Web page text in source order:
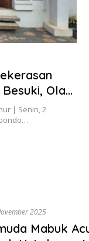
Olah
| Senin, 2
2025
Mabuk